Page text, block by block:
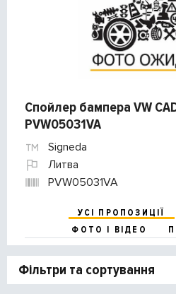
Спойлер бампера VW
PVW05031VA
Signeda
Литва
PVW05031VA
УСІ ПРОПОЗИЦІЇ
ФОТО І ВІДЕО
Фільтри та сортування